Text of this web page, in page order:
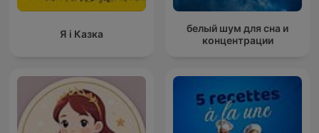
Я і Казка
белый шум для сна и
концентрации